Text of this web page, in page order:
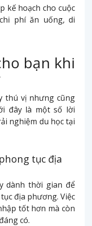
kế hoạch cho cuộc
phí ăn uống, di
bạn khi
thú vị nhưng cũng
đây là một số lời
nghiệm du học tại
tục địa
dành thời gian để
địa phương. Việc
tốt hơn mà còn
có.